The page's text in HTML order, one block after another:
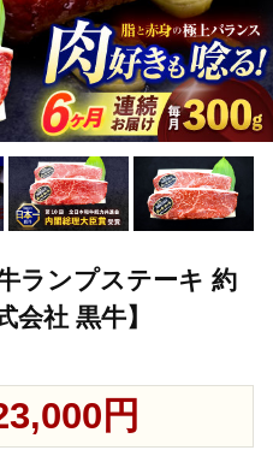
ランプステーキ 約
社 黒牛】
円